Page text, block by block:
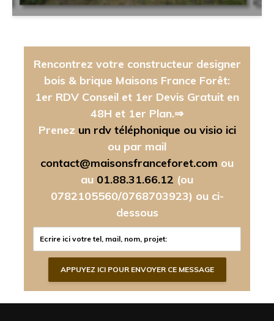
Rencontrez votre constructeur designer
bois & brique Maisons France Forêt:
1er RDV Conseil et 1er Devis Gratuit en
48H et 1er Plan.⇒
Prenez un rdv téléphonique ou visio ici
ou par mail
contact@maisonsfranceforet.com ou
au 01.88.31.66.12 (ou
0782105560/0768703923) ou ci-
dessous